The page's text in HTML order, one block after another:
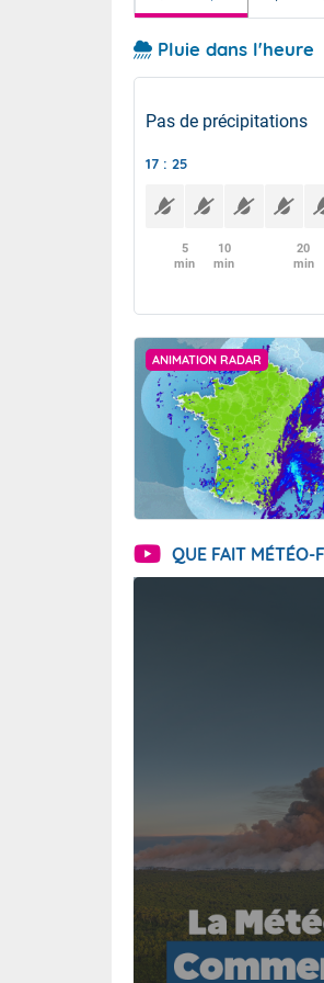
Pluie dans l'heure
Pas de précipitations
17 : 25
5
min
10
min
20
min
ANIMATION RADAR
QUE FAIT MÉTÉO-